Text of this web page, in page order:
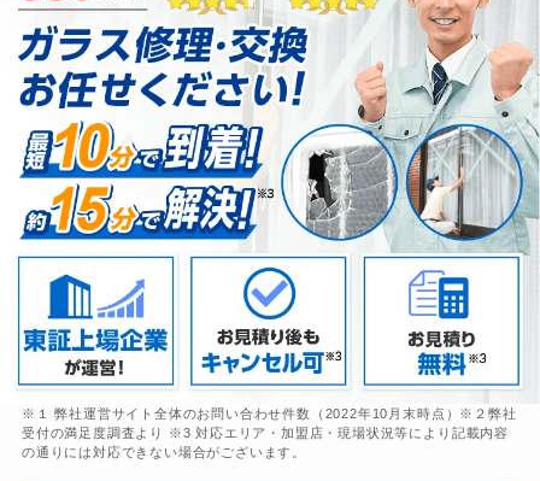
※１ 弊社運営サイト全体のお問い合わせ件数（2022年10月末時点）※２弊社
受付の満足度調査より ※3 対応エリア・加盟店・現場状況等により記載内容
の通りには対応できない場合がございます。